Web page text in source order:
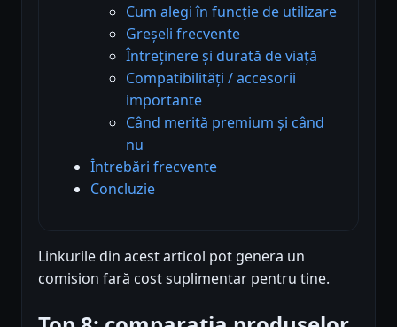
Cum alegi în funcție de utilizare
Greșeli frecvente
Întreținere și durată de viață
Compatibilități / accesorii
importante
Când merită premium și când
nu
Întrebări frecvente
Concluzie
Linkurile din acest articol pot genera un
comision fară cost suplimentar pentru tine.